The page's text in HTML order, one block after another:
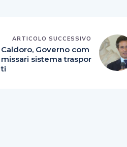
ARTICOLO SUCCESSIVO
Caldoro, Governo com
missari sistema traspor
ti